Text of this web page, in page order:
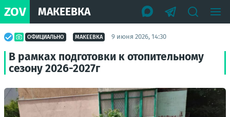
ZOV МАКЕЕВКА
ОФИЦИАЛЬНО МАКЕЕВКА 9 июня 2026, 14:30
В рамках подготовки к отопительному
сезону 2026-2027г